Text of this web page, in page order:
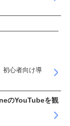
初心者向け導
のYouTubeを観